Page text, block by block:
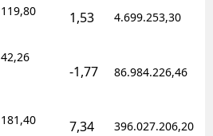
119,80 1,53 4.699.253,30
42,26
-1,77 86.984.226,46
181,40 7,34 396.027.206,20